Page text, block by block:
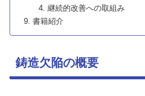
継続的改善への取組み
書籍紹介
鋳造欠陥の概要